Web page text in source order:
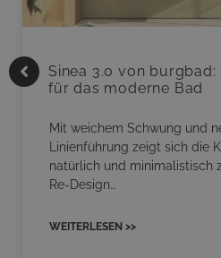
Sinea 3.0 von
für das moderne Bad
Mit weichem Schwung und
Linienführung zeigt sich die
natürlich und minimalistisch
Re-Design…
WEITERLESEN >>